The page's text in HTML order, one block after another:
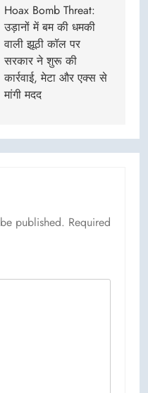
Hoax Bomb Threat:
उड़ानों में बम की धमकी
वाली झूठी कॉल पर
सरकार ने शुरू की
कार्रवाई, मेटा और एक्स से
मांगी मदद
published. Required